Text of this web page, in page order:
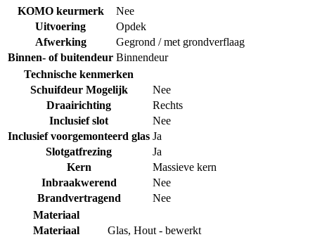
KOMO keurmerk
Nee
Uitvoering
Opdek
Afwerking
Gegrond / met grondverflaag
Binnen- of buitendeur Binnendeur
Technische kenmerken
Schuifdeur Mogelijk
Nee
Draairichting
Rechts
Inclusief slot
Nee
Inclusief voorgemonteerd glas Ja
Slotgatfrezing
Ja
Kern
Massieve kern
Inbraakwerend
Nee
Brandvertragend
Nee
Materiaal
Materiaal
Glas, Hout - bewerkt